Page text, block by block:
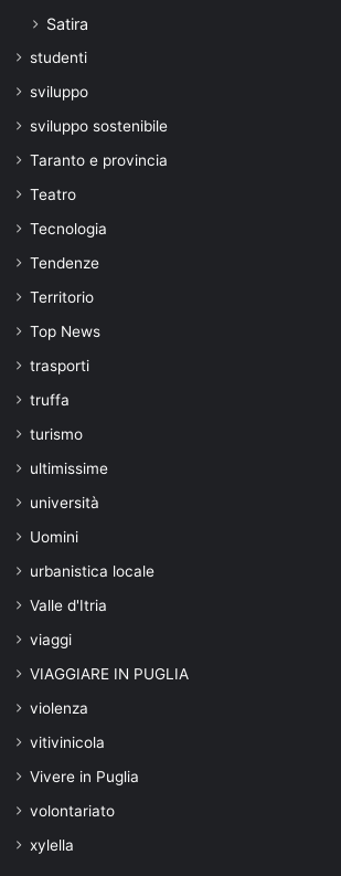
Satira
studenti
sviluppo
sviluppo sostenibile
Taranto e provincia
Teatro
Tecnologia
Tendenze
Territorio
Top News
trasporti
truffa
turismo
ultimissime
università
Uomini
urbanistica locale
Valle d'Itria
viaggi
VIAGGIARE IN PUGLIA
violenza
vitivinicola
Vivere in Puglia
volontariato
xylella